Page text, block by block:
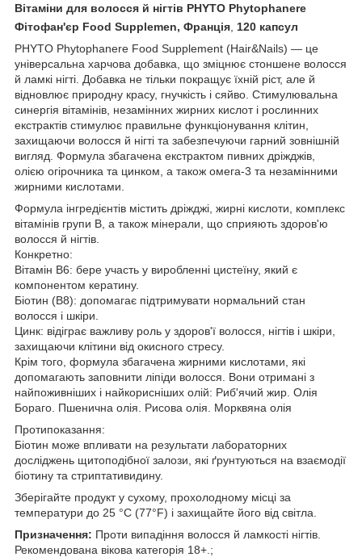
Вітаміни для волосся й нігтів PHYTO Phytophanere
Фітофан'єр Food Supplemen, Франція 120 капсул
PHYTO Phytophanere Food Supplement (Hair&Nails) — це
універсальна харчова добавка, що зміцнює стоншене волосся
й ламкі нігті. Добавка не тільки покращує їхній ріст, але й
відновлює природну красу, гнучкість і сяйво. Стимулювальна
синергія вітамінів, незамінних жирних кислот і рослинних
екстрактів стимулює правильне функціонування клітин,
захищаючи волосся й нігті та забезпечуючи гарний зовнішній
вигляд. Формула збагачена екстрактом пивних дріжджів,
олією огірочника та цинком, а також омега-3 та незамінними
жирними кислотами.
Формула інгредієнтів містить дріжджі, жирні кислоти, комплекс
вітамінів групи B, а також мінерали, що сприяють здоров'ю
волосся й нігтів.
Конкретно:
Вітамін B6: бере участь у виробленні цистеїну, який є
компонентом кератину.
Біотин (B8): допомагає підтримувати нормальний стан
волосся і шкіри.
Цинк: відіграє важливу роль у здоров'ї волосся, нігтів і шкіри,
захищаючи клітини від окисного стресу.
Крім того, формула збагачена жирними кислотами, які
допомагають заповнити ліпіди волосся. Вони отримані з
найпоживніших і найкорисніших олій: Риб'ячий жир. Олія
Бораго. Пшенична олія. Рисова олія. Морквяна олія
Протипоказання:
Біотин може впливати на результати лабораторних
досліджень щитоподібної залози, які ґрунтуються на взаємодії
біотину та стриптативидину.
Зберігайте продукт у сухому, прохолодному місці за
температури до 25 °C (77°F) і захищайте його від світла.
Призначення: Проти випадіння волосся й ламкості нігтів.
Рекомендована вікова категорія 18+.;